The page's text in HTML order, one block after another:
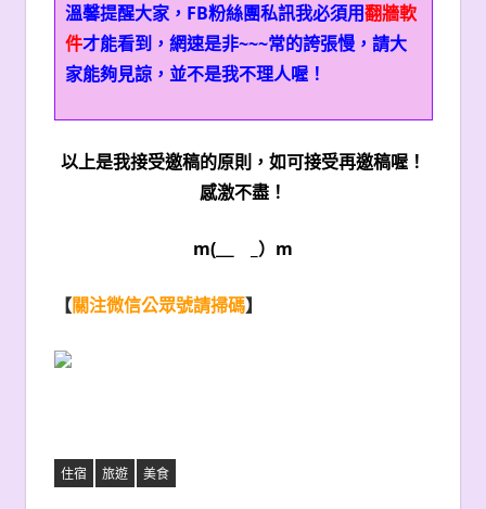
溫馨提醒大家，FB粉絲團私訊我必須用翻牆軟
件才能看到，網速是非~~~常的誇張慢，請大
家能夠見諒，並不是我不理人喔！
以上是我接受邀稿的原則，如可接受再邀稿喔！
感激不盡！
m(＿ _）m
【關注微信公眾號請掃碼】
住宿 旅遊 美食